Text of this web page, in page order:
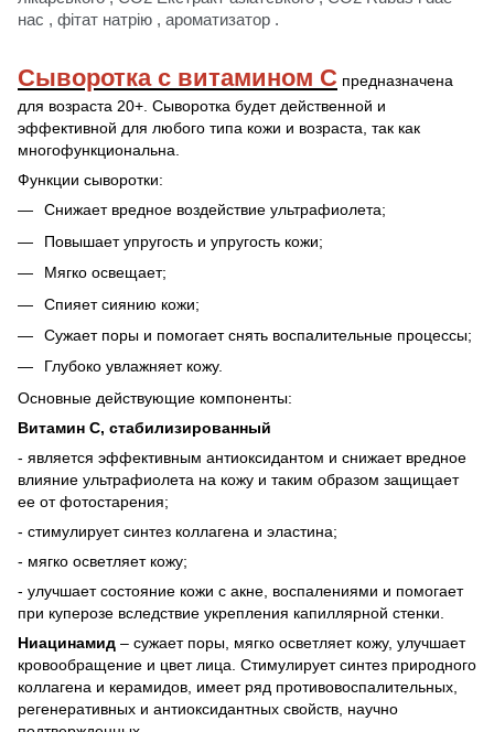
нас , фітат натрію , ароматизатор .
Сыворотка с витамином С предназначена
для возраста 20+. Сыворотка будет действенной и
эффективной для любого типа кожи и возраста, так как
многофункциональна.
Функции сыворотки:
Снижает вредное воздействие ультрафиолета;
Повышает упругость и упругость кожи;
Мягко освещает;
Спияет сиянию кожи;
Сужает поры и помогает снять воспалительные процессы;
Глубоко увлажняет кожу.
Основные действующие компоненты:
Витамин С, стабилизированный
- является эффективным антиоксидантом и снижает вредное
влияние ультрафиолета на кожу и таким образом защищает
ее от фотостарения;
- стимулирует синтез коллагена и эластина;
- мягко осветляет кожу;
- улучшает состояние кожи с акне, воспалениями и помогает
при куперозе вследствие укрепления капиллярной стенки.
Ниацинамид – сужает поры, мягко осветляет кожу, улучшает
кровообращение и цвет лица. Стимулирует синтез природного
коллагена и керамидов, имеет ряд противовоспалительных,
регенеративных и антиоксидантных свойств, научно